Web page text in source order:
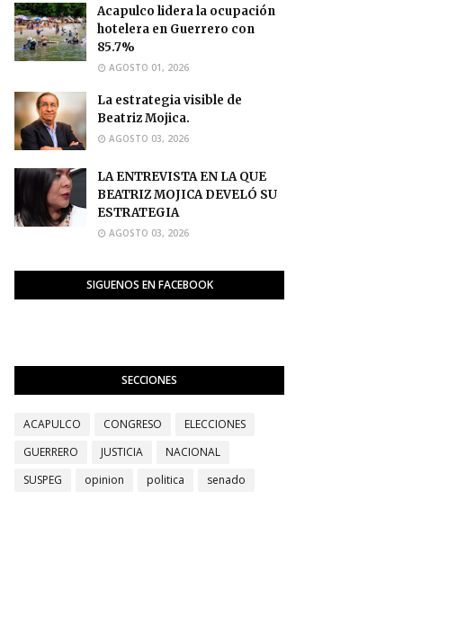
Acapulco lidera la ocupación
hotelera en Guerrero con
85.7%
AGOSTO 01, 2026
La estrategia visible de
Beatriz Mojica.
AGOSTO 03, 2026
LA ENTREVISTA EN LA QUE
BEATRIZ MOJICA DEVELÓ SU
ESTRATEGIA
AGOSTO 03, 2026
SIGUENOS EN FACEBOOK
SECCIONES
ACAPULCO CONGRESO
ELECCIONES
GUERRERO
JUSTICIA
NACIONAL
SUSPEG
opinion politica senado